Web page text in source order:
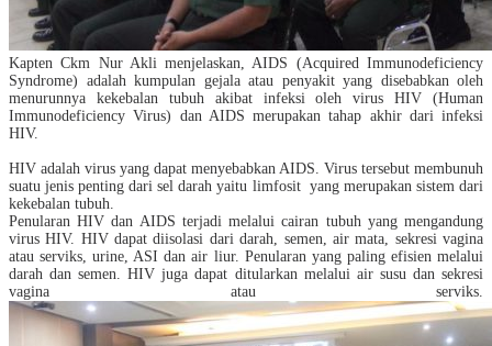
Kapten Ckm Nur Akli menjelaskan, AIDS (Acquired Immunodeficiency
Syndrome) adalah kumpulan gejala atau penyakit yang disebabkan oleh
menurunnya kekebalan tubuh akibat infeksi oleh virus HIV (Human
Immunodeficiency Virus) dan AIDS merupakan tahap akhir dari infeksi
HIV.
HIV adalah virus yang dapat menyebabkan AIDS. Virus tersebut membunuh
suatu jenis penting dari sel darah yaitu limfosit yang merupakan sistem dari
kekebalan tubuh.
Penularan HIV dan AIDS terjadi melalui cairan tubuh yang mengandung
virus HIV. HIV dapat diisolasi dari darah, semen, air mata, sekresi vagina
atau serviks, urine, ASI dan air liur. Penularan yang paling efisien melalui
darah dan semen. HIV juga dapat ditularkan melalui air susu dan sekresi
vagina atau serviks.